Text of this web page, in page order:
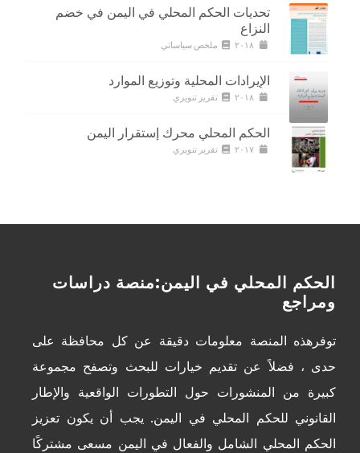
تحديات الحكم المحلي في اليمن في خضم
النزاع
ملخص سياساتي
الإيرادات المحلية وتوزيع الموارد
تقرير تنويري
الحكم المحلي محرك إستقرار اليمن
تقرير تنويري
الحكم المحلي في اليمن:منصة دراسات
ومراجع
توفرهذه المنصة معلومات دقيقة عن كل محافظة على
حدى ، فضلاً عن تقديم خيارات للبحث وتصفح مجموعة
كبيرة من المنشورات حول التطورات الواقعية والإطار
القانوني للحكم المحلي في اليمن. يجب أن يكون تعزيز
الحكم المحلي الشامل والفعال في اليمن مسعى مشتركًا